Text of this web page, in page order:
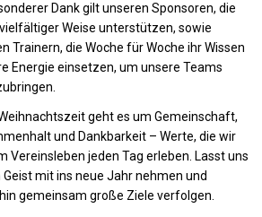
Dank gilt unseren Sponsoren, die
Weise unterstützen, sowie
Trainern, die Woche für Woche ihr Wissen
Energie einsetzen, um unsere Teams
geht es um Gemeinschaft,
und Dankbarkeit – Werte, die wir
Vereinsleben jeden Tag erleben. Lasst uns
Geist mit ins neue Jahr nehmen und
gemeinsam große Ziele verfolgen.